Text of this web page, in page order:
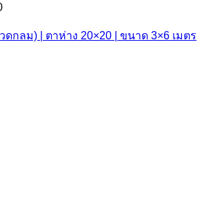
ดกลม) | ตาห่าง 20×20 | ขนาด 3×6 เมตร